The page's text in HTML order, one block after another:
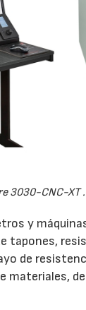
3030-CNC-XT
y
tapones,
de
materiales,